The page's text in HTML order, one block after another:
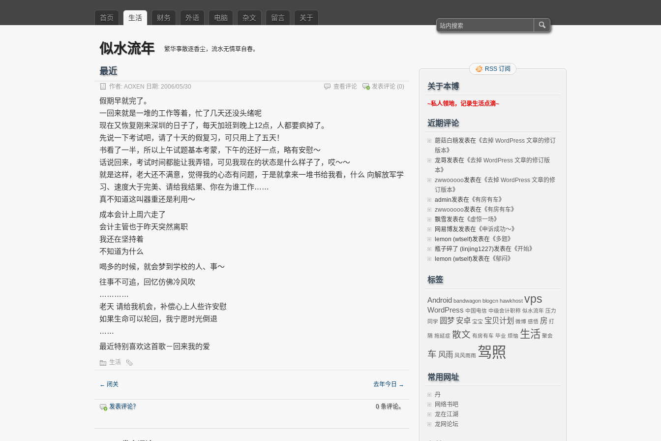
首页 生活 财务 外语 电脑 杂文 留言 关于
似水流年 繁华事散逐香尘，流水无情草自春。
最近
作者: AOXEN 日期: 2006/05/30 发表评论 (0)
查看评论
假期早就完了。
一回来就是一堆的工作等着，忙了几天还没头绪呢
现在又恢复刚来深圳的日子了，每天加班到晚上12点，人都要疯掉了。
先说一下考试吧，请了十天的假复习，可只用上了五天！
书看了一半，所以上午试题基本考蒙，下午的还好一点，略有安慰～
话说回来，考试时间都能让我弄错，可见我现在的状态是什么样子了，哎～～
就是这样，老大还不满意，觉得我的心态有问题，于是就拿来一堆书给我看，什么 向解放军学
习、速度大于完美、请给我结果、你在为谁工作……
真不知道这叫器重还是利用～
成本会计上周六走了
会计主管也于昨天突然离职
我还在坚持着
不知道为什么
喝多的时候，就会梦到学校的人、事～
往事不可追，回忆仿佛冷风吹
…………
老天 请给我机会，补偿心上人些许安慰
如果生命可以轮回，我宁愿时光倒退
……
最近特别喜欢这首歌－回来我的爱
生活
← 闭关 去年今日 →
发表评论？ 0 条评论。
RSS 订阅
关于本博
~私人领地，记录生活点滴~
近期评论
蘑菇白糖发表在《去掉 WordPress 文章的修订
版本》
龙哥发表在《去掉 WordPress 文章的修订版
本》
zwwooooo发表在《去掉 WordPress 文章的修
订版本》
admin发表在《有房有车》
zwwooooo发表在《有房有车》
飘雪发表在《虚惊一场》
网易博友发表在《申诉成功～》
lemon (wtself)发表在《多题》
瓶子碎了 (linjing1227)发表在《开始》
lemon (wtself)发表在《郁闷》
标签
Android bandwagon blogcn hawkhost vps
WordPress 中国电信 中级会计职称 似水流年 压力
同学 圆梦 安卓 宝宝 宝贝计划 微博 感悟 房 打
隔 拖延症 散文 有房有车 毕业 烦恼 生活 聚会
车 风雨 风风雨雨 驾照
常用网址
丹
网络书吧
龙在江湖
龙网论坛